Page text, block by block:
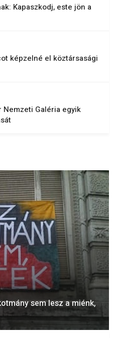
Kapaszkodj, este jön a
képzelné el köztársasági
Nemzeti Galéria egyik
sem lesz a miénk,